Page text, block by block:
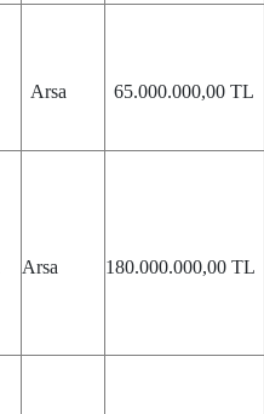
Arsa 65.000.000,00 TL
Arsa 180.000.000,00 TL